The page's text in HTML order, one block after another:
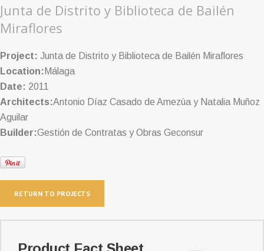
Junta de Distrito y Biblioteca de Bailén
Miraflores
Project: Junta de Distrito y Biblioteca de Bailén Miraflores
Location: Málaga
Date: 2011
Architects:Antonio Díaz Casado de Amezúa y Natalia Muñoz
Aguilar
Builder:Gestión de Contratas y Obras Geconsur
RETURN TO PROJECTS